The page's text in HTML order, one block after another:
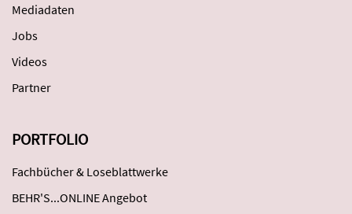
Mediadaten
Jobs
Videos
Partner
PORTFOLIO
Fachbücher & Loseblattwerke
BEHR'S...ONLINE Angebot